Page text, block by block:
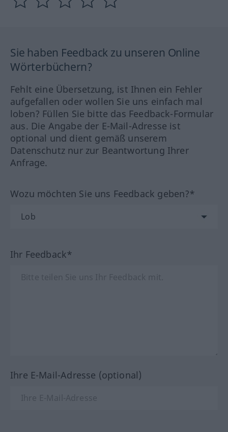
Sie haben Feedback zu unseren Online
Wörterbüchern?
Fehlt eine Übersetzung, ist Ihnen ein Fehler
aufgefallen oder wollen Sie uns einfach mal
loben? Füllen Sie bitte das Feedback-Formular
aus. Die Angabe der E-Mail-Adresse ist
optional und dient gemäß unserem
Datenschutz nur zur Beantwortung Ihrer
Anfrage.
Wozu möchten Sie uns Feedback geben?*
Ihr Feedback*
Ihre E-Mail-Adresse (optional)